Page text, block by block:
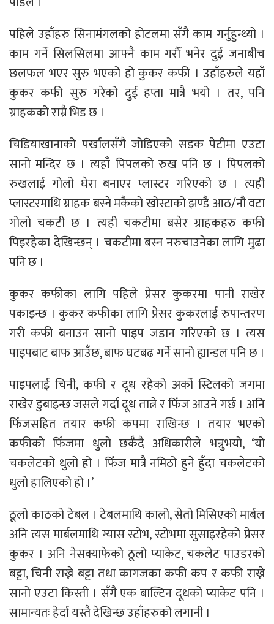
पहिले उहाँहरु सिनामंगलको होटलमा सँगै काम गर्नुहुन्थ्यो ।
काम गर्ने सिलसिलमा आफ्नै काम गरौँ भनेर दुई जनाबीच
छलफल भएर सुरु भएको हो कुकर कफी । उहाँहरुले यहाँ
कुकर कफी सुरु गरेको दुई हप्ता मात्रै भयो । तर, पनि
ग्राहकको राम्रै भिड छ ।
चिडियाखानाको पर्खालसँगै जोडिएको सडक पेटीमा एउटा
सानो मन्दिर छ । त्यहाँ पिपलको रुख पनि छ । पिपलको
रुखलाई गोलो घेरा बनाएर प्लास्टर गरिएको छ । त्यही
प्लास्टरमाथि ग्राहक बस्ने मकैको खोस्टाको झण्डै आठ/नौ वटा
गोलो चकटी छ । त्यही चकटीमा बसेर ग्राहकहरु कफी
पिइरहेका देखिन्छन् । चकटीमा बस्न नरुचाउनेका लागि मुढा
पनि छ ।
कुकर कफीका लागि पहिले प्रेसर कुकरमा पानी राखेर
पकाइन्छ । कुकर कफीका लागि प्रेसर कुकरलाई रुपान्तरण
गरी कफी बनाउन सानो पाइप जडान गरिएको छ । त्यस
पाइपबाट बाफ आउँछ, बाफ घटबढ गर्ने सानो ह्यान्डल पनि छ ।
पाइपलाई चिनी, कफी र दूध रहेको अर्को स्टिलको जगमा
राखेर डुबाइन्छ जसले गर्दा दूध तात्ने र फिँज आउने गर्छ । अनि
फिँजसहित तयार कफी कपमा राखिन्छ । तयार भएको
कफीको फिँजमा धुलो छर्कँदै अधिकारीले भन्नुभयो, ‘यो
चकलेटको धुलो हो । फिँज मात्रै नमिठो हुने हुँदा चकलेटको
धुलो हालिएको हो ।’
ठूलो काठको टेबल । टेबलमाथि कालो, सेतो मिसिएको मार्बल
अनि त्यस मार्बलमाथि ग्यास स्टोभ, स्टोभमा सुसाइरहेको प्रेसर
कुकर । अनि नेसक्याफेको ठूलो प्याकेट, चकलेट पाउडरको
बट्टा, चिनी राख्ने बट्टा तथा कागजका कफी कप र कफी राख्ने
सानो एउटा किस्ती । सँगै एक बाल्टिन दूधको प्याकेट पनि ।
सामान्यतः हेर्दा यस्तै देखिन्छ उहाँहरुको लगानी ।